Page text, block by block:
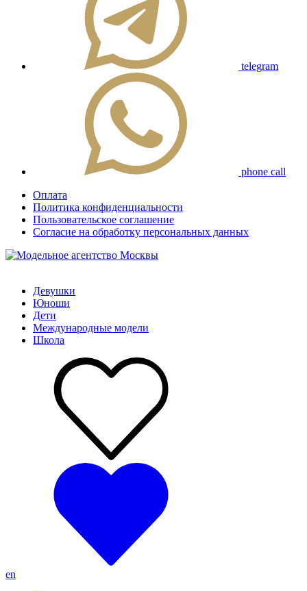
telegram
phone call
Оплата
Политика конфиденциальности
Пользовательское соглашение
Согласие на обработку персональных данных
Девушки
Юноши
Дети
Международные модели
Школа
en